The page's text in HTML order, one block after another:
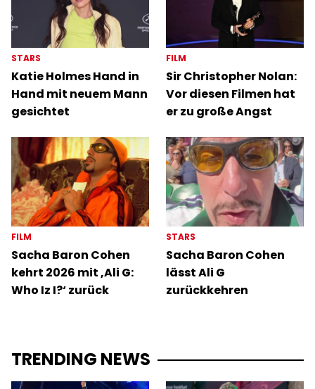
STARS
Katie Holmes Hand in
Hand mit neuem Mann
gesichtet
FILM
Sir Christopher Nolan:
Vor diesen Filmen hat
er zu große Angst
FILM
Sacha Baron Cohen
kehrt 2026 mit ‚Ali G:
Who Iz I?‘ zurück
STARS
Sacha Baron Cohen
lässt Ali G
zurückkehren
TRENDING NEWS